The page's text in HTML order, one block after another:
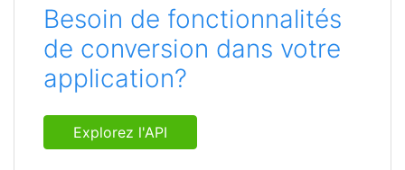
Besoin de fonctionnalités
de conversion dans votre
application?
Explorez l'API